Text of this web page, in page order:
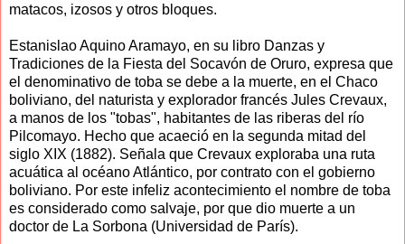
matacos, izosos y otros bloques.
Estanislao Aquino Aramayo, en su libro Danzas y
Tradiciones de la Fiesta del Socavón de Oruro, expresa que
el denominativo de toba se debe a la muerte, en el Chaco
boliviano, del naturista y explorador francés Jules Crevaux,
a manos de los "tobas", habitantes de las riberas del río
Pilcomayo. Hecho que acaeció en la segunda mitad del
siglo XIX (1882). Señala que Crevaux exploraba una ruta
acuática al océano Atlántico, por contrato con el gobierno
boliviano. Por este infeliz acontecimiento el nombre de toba
es considerado como salvaje, por que dio muerte a un
doctor de La Sorbona (Universidad de París).